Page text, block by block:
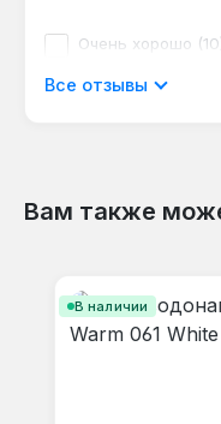
Очень хорошо
33%
3%
7%
Все отзывы
Вам также
В наличии